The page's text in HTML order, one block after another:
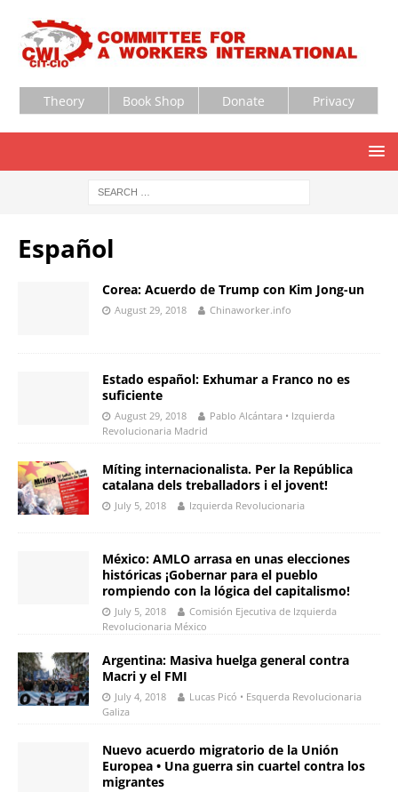
Theory Book Shop Donate Privacy
Español
Corea: Acuerdo de Trump con Kim Jong-un
August 29, 2018 Chinaworker.info
Estado español: Exhumar a Franco no es
suficiente
August 29, 2018
Pablo Alcántara • Izquierda
Revolucionaria Madrid
Míting internacionalista. Per la República
catalana dels treballadors i el jovent!
July 5, 2018 Izquierda Revolucionaria
México: AMLO arrasa en unas elecciones
históricas ¡Gobernar para el pueblo
rompiendo con la lógica del capitalismo!
July 5, 2018
Comisión Ejecutiva de Izquierda
Revolucionaria México
Argentina: Masiva huelga general contra
Macri y el FMI
July 4, 2018
Lucas Picó • Esquerda Revolucionaria
Galiza
Nuevo acuerdo migratorio de la Unión
Europea • Una guerra sin cuartel contra los
migrantes